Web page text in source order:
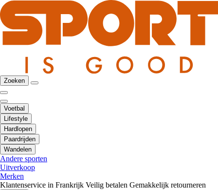
Zoeken
Voetbal
Lifestyle
Hardlopen
Paardrijden
Wandelen
Andere sporten
Uitverkoop
Merken
Klantenservice in Frankrijk Veilig betalen Gemakkelijk retourneren